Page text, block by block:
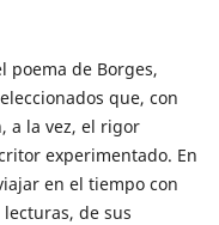
poema de Borges,
que, con
a la vez, el rigor
experimentado. En
en el tiempo con
de sus